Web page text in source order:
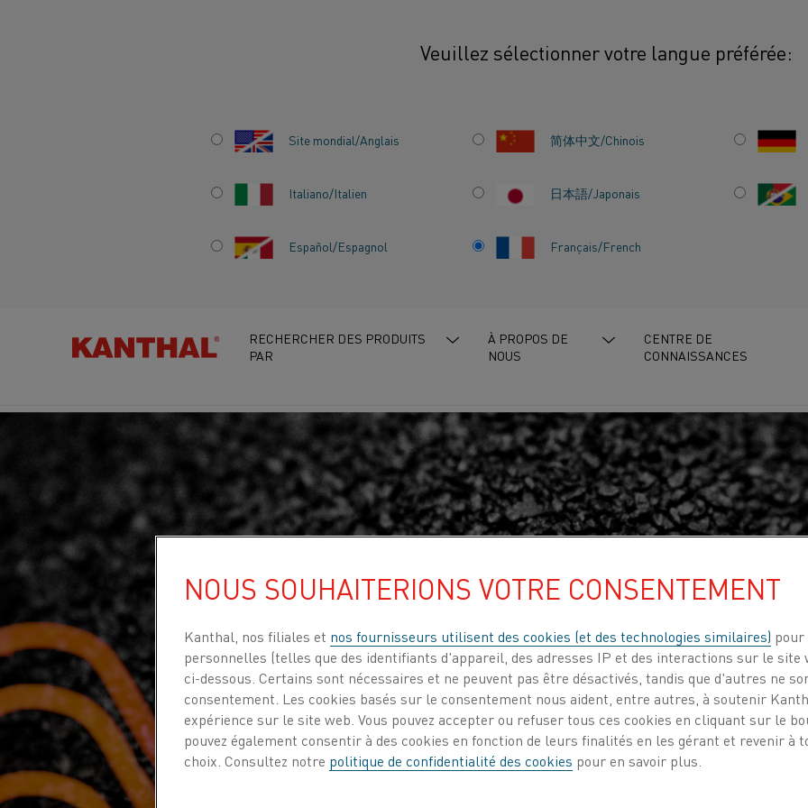
Veuillez sélectionner votre langue préférée:
Site mondial/Anglais 简体中文/Chinois
Italiano/Italien 日本語/Japonais
Español/Espagnol Français/French
RECHERCHER DES PRODUITS
PAR
À PROPOS DE
NOUS
CENTRE DE
CONNAISSANCES
Production de cathodes et d'anodes Fabrication de matériaux d'anodes
UN CHAUFFAGE
FIABLE POUR LA
FABRICATION DE
La production
d'augmenter, tout
de haute qualité. La
fabricants d'anodes
NOUS SOUHAITERIONS VOTRE CONSENTEMENT
Kanthal, nos filiales et nos fournisseurs utilisent des cookies (et des technologies similaires)
personnelles (telles que des identifiants d'appareil, des adresses IP et des interactions sur le
ci-dessous. Certains sont nécessaires et ne peuvent pas être désactivés, tandis que d'autres ne
consentement. Les cookies basés sur le consentement nous aident, entre autres, à soutenir
expérience sur le site web. Vous pouvez accepter ou refuser tous ces cookies en cliquant sur le
pouvez également consentir à des cookies en fonction de leurs finalités en les gérant et revenir à
choix. Consultez notre politique de confidentialité des cookies pour en savoir plus.